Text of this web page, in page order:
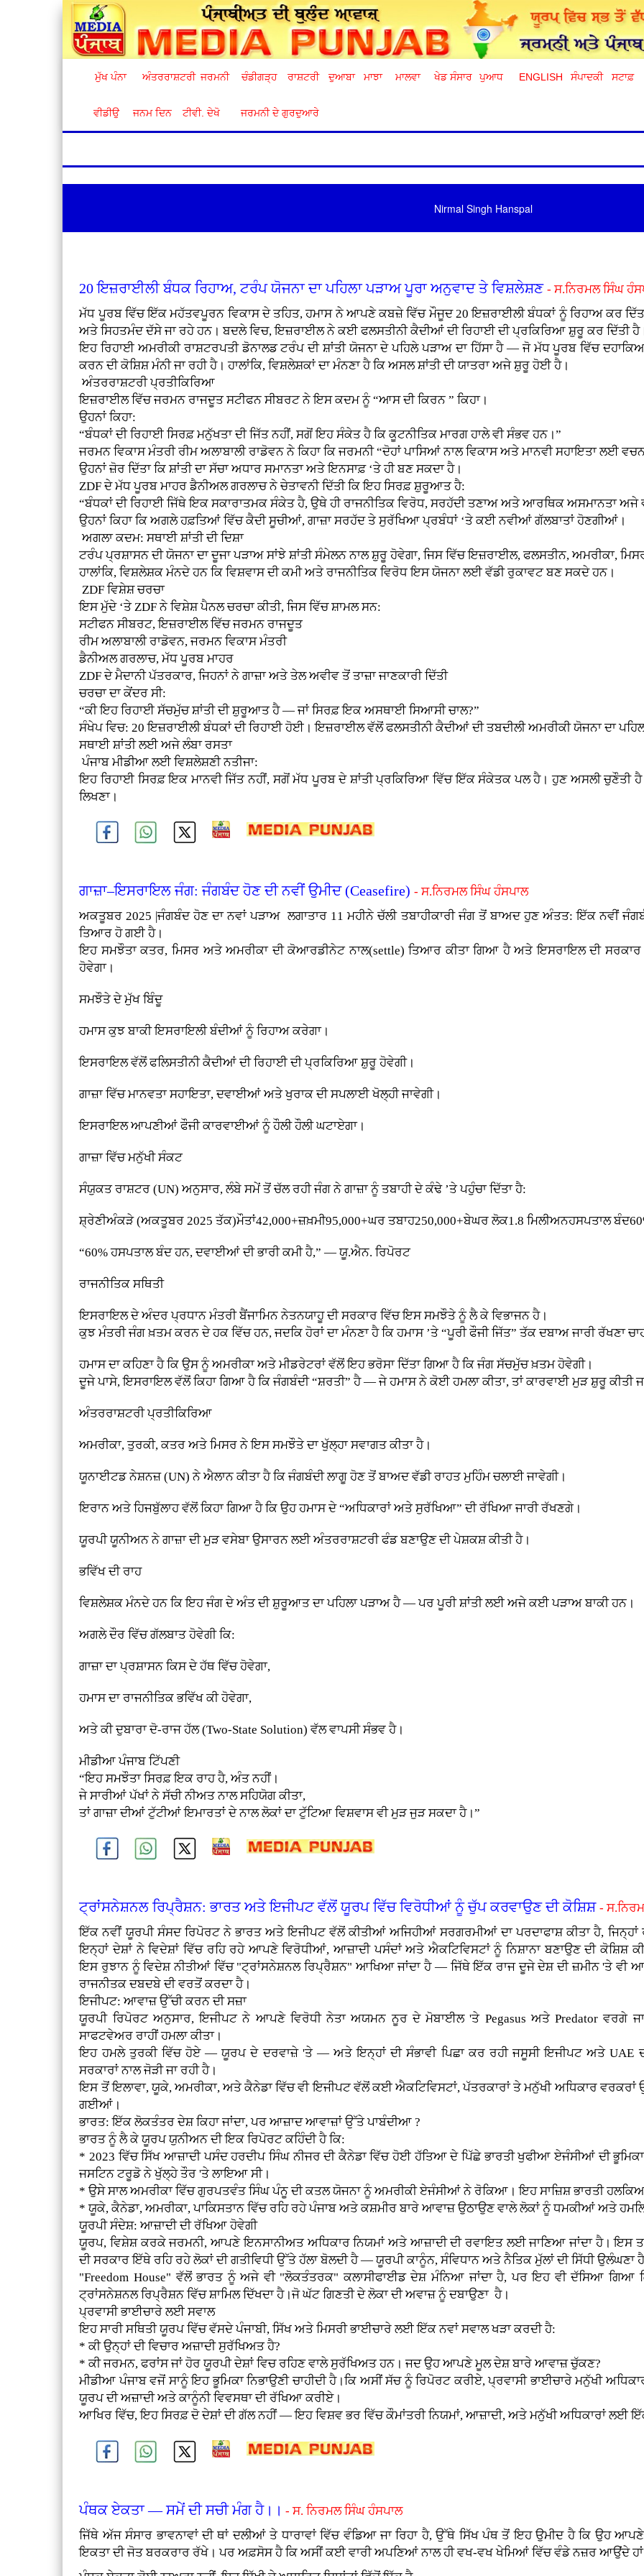
ਮੁੱਖ ਪੰਨਾ ਅੰਤਰਰਾਸ਼ਟਰੀ ਜਰਮਨੀ ਚੰਡੀਗੜ੍ਹ ਰਾਸ਼ਟਰੀ ਦੁਆਬਾ ਮਾਝਾ ਮਾਲਵਾ ਖੇਡ ਸੰਸਾਰ ਪੁਆਧ ENGLISH ਸੰਪਾਦਕੀ ਸਟਾਫ਼
ਵੀਡੀਉ ਜਨਮ ਦਿਨ ਟੀਵੀ. ਦੇਖੋ ਜਰਮਨੀ ਦੇ ਗੁਰਦੁਆਰੇ
Nirmal Singh Hanspal
20 ਇਜ਼ਰਾਈਲੀ ਬੰਧਕ ਰਿਹਾਅ, ਟਰੰਪ ਯੋਜਨਾ ਦਾ ਪਹਿਲਾ ਪੜਾਅ ਪੂਰਾ ਅਨੁਵਾਦ ਤੇ ਵਿਸ਼ਲੇਸ਼ਣ- ਸ.ਨਿਰਮਲ ਸਿੰਘ
ਮੱਧ ਪੂਰਬ ਵਿੱਚ ਇੱਕ ਮਹੱਤਵਪੂਰਨ ਵਿਕਾਸ ਦੇ ਤਹਿਤ, ਹਮਾਸ ਨੇ ਆਪਣੇ ਕਬਜ਼ੇ ਵਿੱਚ ਮੌਜੂਦ 20 ਇਜ਼ਰਾਈਲੀ ਬੰਧਕਾਂ ਨੂੰ ਰਿਹਾਅ ਕਰ
ਅਤੇ ਸਿਹਤਮੰਦ ਦੱਸੇ ਜਾ ਰਹੇ ਹਨ। ਬਦਲੇ ਵਿਚ, ਇਜ਼ਰਾਈਲ ਨੇ ਕਈ ਫਲਸਤੀਨੀ ਕੈਦੀਆਂ ਦੀ ਰਿਹਾਈ ਦੀ ਪ੍ਰਕਿਰਿਆ ਸ਼ੁਰੂ ਕਰ ਦਿੱਤੀ
ਇਹ ਰਿਹਾਈ ਅਮਰੀਕੀ ਰਾਸ਼ਟਰਪਤੀ ਡੋਨਾਲਡ ਟਰੰਪ ਦੀ ਸ਼ਾਂਤੀ ਯੋਜਨਾ ਦੇ ਪਹਿਲੇ ਪੜਾਅ ਦਾ ਹਿੱਸਾ ਹੈ — ਜੋ ਮੱਧ ਪੂਰਬ ਵਿੱਚ
ਕਰਨ ਦੀ ਕੋਸ਼ਿਸ਼ ਮੰਨੀ ਜਾ ਰਹੀ ਹੈ। ਹਾਲਾਂਕਿ, ਵਿਸ਼ਲੇਸ਼ਕਾਂ ਦਾ ਮੰਨਣਾ ਹੈ ਕਿ ਅਸਲ ਸ਼ਾਂਤੀ ਦੀ ਯਾਤਰਾ ਅਜੇ ਸ਼ੁਰੂ ਹੋਈ ਹੈ।
ਅੰਤਰਰਾਸ਼ਟਰੀ ਪ੍ਰਤੀਕਿਰਿਆ
ਇਜ਼ਰਾਈਲ ਵਿੱਚ ਜਰਮਨ ਰਾਜਦੂਤ ਸਟੀਫਨ ਸੀਬਰਟ ਨੇ ਇਸ ਕਦਮ ਨੂੰ “ਆਸ ਦੀ ਕਿਰਨ ” ਕਿਹਾ।
ਉਹਨਾਂ ਕਿਹਾ:
“ਬੰਧਕਾਂ ਦੀ ਰਿਹਾਈ ਸਿਰਫ਼ ਮਨੁੱਖਤਾ ਦੀ ਜਿੱਤ ਨਹੀਂ, ਸਗੋਂ ਇਹ ਸੰਕੇਤ ਹੈ ਕਿ ਕੂਟਨੀਤਿਕ ਮਾਰਗ ਹਾਲੇ ਵੀ ਸੰਭਵ ਹਨ।”
ਜਰਮਨ ਵਿਕਾਸ ਮੰਤਰੀ ਰੀਮ ਅਲਾਬਾਲੀ ਰਾਡੋਵਨ ਨੇ ਕਿਹਾ ਕਿ ਜਰਮਨੀ “ਦੋਹਾਂ ਪਾਸਿਆਂ ਨਾਲ ਵਿਕਾਸ ਅਤੇ ਮਾਨਵੀ ਸਹਾਇਤਾ ਲਈ
ਉਹਨਾਂ ਜ਼ੋਰ ਦਿੱਤਾ ਕਿ ਸ਼ਾਂਤੀ ਦਾ ਸੱਚਾ ਅਧਾਰ ਸਮਾਨਤਾ ਅਤੇ ਇਨਸਾਫ਼ ‘ਤੇ ਹੀ ਬਣ ਸਕਦਾ ਹੈ।
ZDF ਦੇ ਮੱਧ ਪੂਰਬ ਮਾਹਰ ਡੈਨੀਅਲ ਗਰਲਾਚ ਨੇ ਚੇਤਾਵਨੀ ਦਿੱਤੀ ਕਿ ਇਹ ਸਿਰਫ਼ ਸ਼ੁਰੂਆਤ ਹੈ:
“ਬੰਧਕਾਂ ਦੀ ਰਿਹਾਈ ਜਿੱਥੇ ਇਕ ਸਕਾਰਾਤਮਕ ਸੰਕੇਤ ਹੈ, ਉਥੇ ਹੀ ਰਾਜਨੀਤਿਕ ਵਿਰੋਧ, ਸਰਹੱਦੀ ਤਣਾਅ ਅਤੇ ਆਰਥਿਕ ਅਸਮਾਨਤਾ ਅਜੇ
ਉਹਨਾਂ ਕਿਹਾ ਕਿ ਅਗਲੇ ਹਫ਼ਤਿਆਂ ਵਿੱਚ ਕੈਦੀ ਸੂਚੀਆਂ, ਗਾਜ਼ਾ ਸਰਹੱਦ ਤੇ ਸੁਰੱਖਿਆ ਪ੍ਰਬੰਧਾਂ ‘ਤੇ ਕਈ ਨਵੀਆਂ ਗੱਲਬਾਤਾਂ ਹੋਣਗੀਆਂ।
ਅਗਲਾ ਕਦਮ: ਸਥਾਈ ਸ਼ਾਂਤੀ ਦੀ ਦਿਸ਼ਾ
ਟਰੰਪ ਪ੍ਰਸ਼ਾਸਨ ਦੀ ਯੋਜਨਾ ਦਾ ਦੂਜਾ ਪੜਾਅ ਸਾਂਝੇ ਸ਼ਾਂਤੀ ਸੰਮੇਲਨ ਨਾਲ ਸ਼ੁਰੂ ਹੋਵੇਗਾ, ਜਿਸ ਵਿੱਚ ਇਜ਼ਰਾਈਲ, ਫਲਸਤੀਨ, ਅਮਰੀਕਾ,
ਹਾਲਾਂਕਿ, ਵਿਸ਼ਲੇਸ਼ਕ ਮੰਨਦੇ ਹਨ ਕਿ ਵਿਸ਼ਵਾਸ ਦੀ ਕਮੀ ਅਤੇ ਰਾਜਨੀਤਿਕ ਵਿਰੋਧ ਇਸ ਯੋਜਨਾ ਲਈ ਵੱਡੀ ਰੁਕਾਵਟ ਬਣ ਸਕਦੇ ਹਨ।
ZDF ਵਿਸ਼ੇਸ਼ ਚਰਚਾ
ਇਸ ਮੁੱਦੇ ‘ਤੇ ZDF ਨੇ ਵਿਸ਼ੇਸ਼ ਪੈਨਲ ਚਰਚਾ ਕੀਤੀ, ਜਿਸ ਵਿੱਚ ਸ਼ਾਮਲ ਸਨ:
ਸਟੀਫਨ ਸੀਬਰਟ, ਇਜ਼ਰਾਈਲ ਵਿੱਚ ਜਰਮਨ ਰਾਜਦੂਤ
ਰੀਮ ਅਲਾਬਾਲੀ ਰਾਡੋਵਨ, ਜਰਮਨ ਵਿਕਾਸ ਮੰਤਰੀ
ਡੈਨੀਅਲ ਗਰਲਾਚ, ਮੱਧ ਪੂਰਬ ਮਾਹਰ
ZDF ਦੇ ਮੈਦਾਨੀ ਪੱਤਰਕਾਰ, ਜਿਹਨਾਂ ਨੇ ਗਾਜ਼ਾ ਅਤੇ ਤੇਲ ਅਵੀਵ ਤੋਂ ਤਾਜ਼ਾ ਜਾਣਕਾਰੀ ਦਿੱਤੀ
ਚਰਚਾ ਦਾ ਕੇਂਦਰ ਸੀ:
“ਕੀ ਇਹ ਰਿਹਾਈ ਸੱਚਮੁੱਚ ਸ਼ਾਂਤੀ ਦੀ ਸ਼ੁਰੂਆਤ ਹੈ — ਜਾਂ ਸਿਰਫ਼ ਇਕ ਅਸਥਾਈ ਸਿਆਸੀ ਚਾਲ?”
ਸੰਖੇਪ ਵਿਚ: 20 ਇਜ਼ਰਾਈਲੀ ਬੰਧਕਾਂ ਦੀ ਰਿਹਾਈ ਹੋਈ। ਇਜ਼ਰਾਈਲ ਵੱਲੋਂ ਫਲਸਤੀਨੀ ਕੈਦੀਆਂ ਦੀ ਤਬਦੀਲੀ ਅਮਰੀਕੀ ਯੋਜਨਾ ਦਾ
ਸਥਾਈ ਸ਼ਾਂਤੀ ਲਈ ਅਜੇ ਲੰਬਾ ਰਸਤਾ
ਪੰਜਾਬ ਮੀਡੀਆ ਲਈ ਵਿਸ਼ਲੇਸ਼ਣੀ ਨਤੀਜਾ:
ਇਹ ਰਿਹਾਈ ਸਿਰਫ਼ ਇਕ ਮਾਨਵੀ ਜਿੱਤ ਨਹੀਂ, ਸਗੋਂ ਮੱਧ ਪੂਰਬ ਦੇ ਸ਼ਾਂਤੀ ਪ੍ਰਕਿਰਿਆ ਵਿੱਚ ਇੱਕ ਸੰਕੇਤਕ ਪਲ ਹੈ। ਹੁਣ ਅਸਲੀ ਚੁਣੌਤੀ
ਲਿਖਣਾ।
ਗਾਜ਼ਾ–ਇਸਰਾਇਲ ਜੰਗ: ਜੰਗਬੰਦ ਹੋਣ ਦੀ ਨਵੀਂ ਉਮੀਦ (Ceasefire)- ਸ.ਨਿਰਮਲ ਸਿੰਘ ਹੰਸਪਾਲ
ਅਕਤੂਬਰ 2025 |ਜੰਗਬੰਦ ਹੋਣ ਦਾ ਨਵਾਂ ਪੜਾਅ ਲਗਾਤਾਰ 11 ਮਹੀਨੇ ਚੱਲੀ ਤਬਾਹੀਕਾਰੀ ਜੰਗ ਤੋਂ ਬਾਅਦ ਹੁਣ ਅੰਤਤ: ਇੱਕ ਨਵੀਂ
ਤਿਆਰ ਹੋ ਗਈ ਹੈ।
ਇਹ ਸਮਝੌਤਾ ਕਤਰ, ਮਿਸਰ ਅਤੇ ਅਮਰੀਕਾ ਦੀ ਕੋਆਰਡੀਨੇਟ ਨਾਲ(settle) ਤਿਆਰ ਕੀਤਾ ਗਿਆ ਹੈ ਅਤੇ ਇਸਰਾਇਲ ਦੀ ਸਰਕਾਰ
ਹੋਵੇਗਾ।
ਸਮਝੌਤੇ ਦੇ ਮੁੱਖ ਬਿੰਦੂ
ਹਮਾਸ ਕੁਝ ਬਾਕੀ ਇਸਰਾਇਲੀ ਬੰਦੀਆਂ ਨੂੰ ਰਿਹਾਅ ਕਰੇਗਾ।
ਇਸਰਾਇਲ ਵੱਲੋਂ ਫਲਿਸਤੀਨੀ ਕੈਦੀਆਂ ਦੀ ਰਿਹਾਈ ਦੀ ਪ੍ਰਕਿਰਿਆ ਸ਼ੁਰੂ ਹੋਵੇਗੀ।
ਗਾਜ਼ਾ ਵਿੱਚ ਮਾਨਵਤਾ ਸਹਾਇਤਾ, ਦਵਾਈਆਂ ਅਤੇ ਖੁਰਾਕ ਦੀ ਸਪਲਾਈ ਖੋਲ੍ਹੀ ਜਾਵੇਗੀ।
ਇਸਰਾਇਲ ਆਪਣੀਆਂ ਫੌਜੀ ਕਾਰਵਾਈਆਂ ਨੂੰ ਹੌਲੀ ਹੌਲੀ ਘਟਾਏਗਾ।
ਗਾਜ਼ਾ ਵਿੱਚ ਮਨੁੱਖੀ ਸੰਕਟ
ਸੰਯੁਕਤ ਰਾਸ਼ਟਰ (UN) ਅਨੁਸਾਰ, ਲੰਬੇ ਸਮੇਂ ਤੋਂ ਚੱਲ ਰਹੀ ਜੰਗ ਨੇ ਗਾਜ਼ਾ ਨੂੰ ਤਬਾਹੀ ਦੇ ਕੰਢੇ ’ਤੇ ਪਹੁੰਚਾ ਦਿੱਤਾ ਹੈ:
ਸ਼੍ਰੇਣੀਅੰਕੜੇ (ਅਕਤੂਬਰ 2025 ਤੱਕ)ਮੌਤਾਂ42,000+ਜ਼ਖ਼ਮੀ95,000+ਘਰ ਤਬਾਹ250,000+ਬੇਘਰ ਲੋਕ1.8 ਮਿਲੀਅਨਹਸਪਤਾਲ
“60% ਹਸਪਤਾਲ ਬੰਦ ਹਨ, ਦਵਾਈਆਂ ਦੀ ਭਾਰੀ ਕਮੀ ਹੈ,” — ਯੂ.ਐਨ. ਰਿਪੋਰਟ
ਰਾਜਨੀਤਿਕ ਸਥਿਤੀ
ਇਸਰਾਇਲ ਦੇ ਅੰਦਰ ਪ੍ਰਧਾਨ ਮੰਤਰੀ ਬੈਂਜਾਮਿਨ ਨੇਤਨਯਾਹੂ ਦੀ ਸਰਕਾਰ ਵਿੱਚ ਇਸ ਸਮਝੌਤੇ ਨੂੰ ਲੈ ਕੇ ਵਿਭਾਜਨ ਹੈ।
ਕੁਝ ਮੰਤਰੀ ਜੰਗ ਖ਼ਤਮ ਕਰਨ ਦੇ ਹਕ ਵਿੱਚ ਹਨ, ਜਦਕਿ ਹੋਰਾਂ ਦਾ ਮੰਨਣਾ ਹੈ ਕਿ ਹਮਾਸ ’ਤੇ “ਪੂਰੀ ਫੌਜੀ ਜਿੱਤ” ਤੱਕ ਦਬਾਅ ਜਾਰੀ ਰੱਖਣਾ
ਹਮਾਸ ਦਾ ਕਹਿਣਾ ਹੈ ਕਿ ਉਸ ਨੂੰ ਅਮਰੀਕਾ ਅਤੇ ਮੀਡਰੇਟਰਾਂ ਵੱਲੋਂ ਇਹ ਭਰੋਸਾ ਦਿੱਤਾ ਗਿਆ ਹੈ ਕਿ ਜੰਗ ਸੱਚਮੁੱਚ ਖ਼ਤਮ ਹੋਵੇਗੀ।
ਦੂਜੇ ਪਾਸੇ, ਇਸਰਾਇਲ ਵੱਲੋਂ ਕਿਹਾ ਗਿਆ ਹੈ ਕਿ ਜੰਗਬੰਦੀ “ਸ਼ਰਤੀ” ਹੈ — ਜੇ ਹਮਾਸ ਨੇ ਕੋਈ ਹਮਲਾ ਕੀਤਾ, ਤਾਂ ਕਾਰਵਾਈ ਮੁੜ ਸ਼ੁਰੂ ਕੀਤੀ
ਅੰਤਰਰਾਸ਼ਟਰੀ ਪ੍ਰਤੀਕਿਰਿਆ
ਅਮਰੀਕਾ, ਤੁਰਕੀ, ਕਤਰ ਅਤੇ ਮਿਸਰ ਨੇ ਇਸ ਸਮਝੌਤੇ ਦਾ ਖੁੱਲ੍ਹਾ ਸਵਾਗਤ ਕੀਤਾ ਹੈ।
ਯੂਨਾਈਟਡ ਨੇਸ਼ਨਜ਼ (UN) ਨੇ ਐਲਾਨ ਕੀਤਾ ਹੈ ਕਿ ਜੰਗਬੰਦੀ ਲਾਗੂ ਹੋਣ ਤੋਂ ਬਾਅਦ ਵੱਡੀ ਰਾਹਤ ਮੁਹਿੰਮ ਚਲਾਈ ਜਾਵੇਗੀ।
ਇਰਾਨ ਅਤੇ ਹਿਜਬੁੱਲਾਹ ਵੱਲੋਂ ਕਿਹਾ ਗਿਆ ਹੈ ਕਿ ਉਹ ਹਮਾਸ ਦੇ “ਅਧਿਕਾਰਾਂ ਅਤੇ ਸੁਰੱਖਿਆ” ਦੀ ਰੱਖਿਆ ਜਾਰੀ ਰੱਖਣਗੇ।
ਯੂਰਪੀ ਯੂਨੀਅਨ ਨੇ ਗਾਜ਼ਾ ਦੀ ਮੁੜ ਵਸੇਬਾ ਉਸਾਰਨ ਲਈ ਅੰਤਰਰਾਸ਼ਟਰੀ ਫੰਡ ਬਣਾਉਣ ਦੀ ਪੇਸ਼ਕਸ਼ ਕੀਤੀ ਹੈ।
ਭਵਿੱਖ ਦੀ ਰਾਹ
ਵਿਸ਼ਲੇਸ਼ਕ ਮੰਨਦੇ ਹਨ ਕਿ ਇਹ ਜੰਗ ਦੇ ਅੰਤ ਦੀ ਸ਼ੁਰੂਆਤ ਦਾ ਪਹਿਲਾ ਪੜਾਅ ਹੈ — ਪਰ ਪੂਰੀ ਸ਼ਾਂਤੀ ਲਈ ਅਜੇ ਕਈ ਪੜਾਅ ਬਾਕੀ ਹਨ।
ਅਗਲੇ ਦੌਰ ਵਿੱਚ ਗੱਲਬਾਤ ਹੋਵੇਗੀ ਕਿ:
ਗਾਜ਼ਾ ਦਾ ਪ੍ਰਸ਼ਾਸਨ ਕਿਸ ਦੇ ਹੱਥ ਵਿੱਚ ਹੋਵੇਗਾ,
ਹਮਾਸ ਦਾ ਰਾਜਨੀਤਿਕ ਭਵਿੱਖ ਕੀ ਹੋਵੇਗਾ,
ਅਤੇ ਕੀ ਦੁਬਾਰਾ ਦੋ-ਰਾਜ ਹੱਲ (Two-State Solution) ਵੱਲ ਵਾਪਸੀ ਸੰਭਵ ਹੈ।
ਮੀਡੀਆ ਪੰਜਾਬ ਟਿੱਪਣੀ
“ਇਹ ਸਮਝੌਤਾ ਸਿਰਫ਼ ਇਕ ਰਾਹ ਹੈ, ਅੰਤ ਨਹੀਂ।
ਜੇ ਸਾਰੀਆਂ ਪੱਖਾਂ ਨੇ ਸੱਚੀ ਨੀਅਤ ਨਾਲ ਸਹਿਯੋਗ ਕੀਤਾ,
ਤਾਂ ਗਾਜ਼ਾ ਦੀਆਂ ਟੁੱਟੀਆਂ ਇਮਾਰਤਾਂ ਦੇ ਨਾਲ ਲੋਕਾਂ ਦਾ ਟੁੱਟਿਆ ਵਿਸ਼ਵਾਸ ਵੀ ਮੁੜ ਜੁੜ ਸਕਦਾ ਹੈ।”
ਟ੍ਰਾਂਸਨੇਸ਼ਨਲ ਰਿਪ੍ਰੈਸ਼ਨ: ਭਾਰਤ ਅਤੇ ਇਜੀਪਟ ਵੱਲੋਂ ਯੂਰਪ ਵਿੱਚ ਵਿਰੋਧੀਆਂ ਨੂੰ ਚੁੱਪ ਕਰਵਾਉਣ ਦੀ ਕੋਸ਼ਿਸ਼-
ਇੱਕ ਨਵੀਂ ਯੂਰਪੀ ਸੰਸਦ ਰਿਪੋਰਟ ਨੇ ਭਾਰਤ ਅਤੇ ਇਜੀਪਟ ਵੱਲੋਂ ਕੀਤੀਆਂ ਅਜਿਹੀਆਂ ਸਰਗਰਮੀਆਂ ਦਾ ਪਰਦਾਫਾਸ਼ ਕੀਤਾ ਹੈ, ਜਿਨ੍ਹਾਂ
ਇਨ੍ਹਾਂ ਦੇਸ਼ਾਂ ਨੇ ਵਿਦੇਸ਼ਾਂ ਵਿੱਚ ਰਹਿ ਰਹੇ ਆਪਣੇ ਵਿਰੋਧੀਆਂ, ਆਜ਼ਾਦੀ ਪਸੰਦਾਂ ਅਤੇ ਐਕਟਿਵਿਸਟਾਂ ਨੂੰ ਨਿਸ਼ਾਨਾ ਬਣਾਉਣ ਦੀ ਕੋਸ਼ਿਸ਼
ਇਸ ਰੁਝਾਨ ਨੂੰ ਵਿਦੇਸ਼ ਨੀਤੀਆਂ ਵਿੱਚ "ਟ੍ਰਾਂਸਨੇਸ਼ਨਲ ਰਿਪ੍ਰੈਸ਼ਨ" ਆਖਿਆ ਜਾਂਦਾ ਹੈ — ਜਿੱਥੇ ਇੱਕ ਰਾਜ ਦੂਜੇ ਦੇਸ਼ ਦੀ ਜ਼ਮੀਨ 'ਤੇ ਵੀ
ਰਾਜਨੀਤਕ ਦਬਦਬੇ ਦੀ ਵਰਤੋਂ ਕਰਦਾ ਹੈ।
ਇਜੀਪਟ: ਆਵਾਜ਼ ਉੱਚੀ ਕਰਨ ਦੀ ਸਜ਼ਾ
ਯੂਰਪੀ ਰਿਪੋਰਟ ਅਨੁਸਾਰ, ਇਜੀਪਟ ਨੇ ਆਪਣੇ ਵਿਰੋਧੀ ਨੇਤਾ ਅਯਮਨ ਨੂਰ ਦੇ ਮੋਬਾਈਲ 'ਤੇ Pegasus ਅਤੇ Predator ਵਰਗੇ
ਸਾਫਟਵੇਅਰ ਰਾਹੀਂ ਹਮਲਾ ਕੀਤਾ।
ਇਹ ਹਮਲੇ ਤੁਰਕੀ ਵਿੱਚ ਹੋਏ — ਯੂਰਪ ਦੇ ਦਰਵਾਜ਼ੇ 'ਤੇ — ਅਤੇ ਇਨ੍ਹਾਂ ਦੀ ਸੰਭਾਵੀ ਪਿਛਾ ਕਰ ਰਹੀ ਜਸੂਸੀ ਇਜੀਪਟ ਅਤੇ UAE
ਸਰਕਾਰਾਂ ਨਾਲ ਜੋੜੀ ਜਾ ਰਹੀ ਹੈ।
ਇਸ ਤੋਂ ਇਲਾਵਾ, ਯੂਕੇ, ਅਮਰੀਕਾ, ਅਤੇ ਕੈਨੇਡਾ ਵਿੱਚ ਵੀ ਇਜੀਪਟ ਵੱਲੋਂ ਕਈ ਐਕਟਿਵਿਸਟਾਂ, ਪੱਤਰਕਾਰਾਂ ਤੇ ਮਨੁੱਖੀ ਅਧਿਕਾਰ
ਗਈਆਂ।
ਭਾਰਤ: ਇੱਕ ਲੋਕਤੰਤਰ ਦੇਸ਼ ਕਿਹਾ ਜਾਂਦਾ, ਪਰ ਆਜ਼ਾਦ ਆਵਾਜ਼ਾਂ ਉੱਤੇ ਪਾਬੰਦੀਆ ?
ਭਾਰਤ ਨੂੰ ਲੈ ਕੇ ਯੂਰਪ ਯੁਨੀਅਨ ਦੀ ਇਕ ਰਿਪੋਰਟ ਕਹਿੰਦੀ ਹੈ ਕਿ:
* 2023 ਵਿੱਚ ਸਿੱਖ ਆਜ਼ਾਦੀ ਪਸੰਦ ਹਰਦੀਪ ਸਿੰਘ ਨੀਜਰ ਦੀ ਕੈਨੇਡਾ ਵਿੱਚ ਹੋਈ ਹੱਤਿਆ ਦੇ ਪਿੱਛੇ ਭਾਰਤੀ ਖੁਫੀਆ ਏਜੰਸੀਆਂ ਦੀ
ਜਸਟਿਨ ਟਰੂਡੋ ਨੇ ਖੁੱਲ੍ਹੇ ਤੌਰ 'ਤੇ ਲਾਇਆ ਸੀ।
* ਉਸੇ ਸਾਲ ਅਮਰੀਕਾ ਵਿੱਚ ਗੁਰਪਤਵੰਤ ਸਿੰਘ ਪੰਨੂ ਦੀ ਕਤਲ ਯੋਜਨਾ ਨੂੰ ਅਮਰੀਕੀ ਏਜੰਸੀਆਂ ਨੇ ਰੋਕਿਆ। ਇਹ ਸਾਜ਼ਿਸ਼ ਭਾਰਤੀ
* ਯੂਕੇ, ਕੈਨੇਡਾ, ਅਮਰੀਕਾ, ਪਾਕਿਸਤਾਨ ਵਿੱਚ ਰਹਿ ਰਹੇ ਪੰਜਾਬ ਅਤੇ ਕਸ਼ਮੀਰ ਬਾਰੇ ਆਵਾਜ਼ ਉਠਾਉਣ ਵਾਲੇ ਲੋਕਾਂ ਨੂੰ ਧਮਕੀਆਂ ਅਤੇ
ਯੂਰਪੀ ਸੰਦੇਸ਼: ਆਜ਼ਾਦੀ ਦੀ ਰੱਖਿਆ ਹੋਵੇਗੀ
ਯੂਰਪ, ਵਿਸ਼ੇਸ਼ ਕਰਕੇ ਜਰਮਨੀ, ਆਪਣੇ ਇਨਸਾਨੀਅਤ ਅਧਿਕਾਰ ਨਿਯਮਾਂ ਅਤੇ ਆਜ਼ਾਦੀ ਦੀ ਰਵਾਇਤ ਲਈ ਜਾਣਿਆ ਜਾਂਦਾ ਹੈ। ਇਸ
ਦੀ ਸਰਕਾਰ ਇੱਥੇ ਰਹਿ ਰਹੇ ਲੋਕਾਂ ਦੀ ਗਤੀਵਿਧੀ ਉੱਤੇ ਹੱਲਾ ਬੋਲਦੀ ਹੈ — ਯੂਰਪੀ ਕਾਨੂੰਨ, ਸੰਵਿਧਾਨ ਅਤੇ ਨੈਤਿਕ ਮੁੱਲਾਂ ਦੀ ਸਿੱਧੀ ਉਲੰਘਣਾ
"Freedom House" ਵੱਲੋਂ ਭਾਰਤ ਨੂੰ ਅਜੇ ਵੀ "ਲੋਕਤੰਤਰਕ" ਕਲਾਸੀਫਾਈਡ ਦੇਸ਼ ਮੰਨਿਆ ਜਾਂਦਾ ਹੈ, ਪਰ ਇਹ ਵੀ ਦੱਸਿਆ ਗਿਆ
ਟ੍ਰਾਂਸਨੇਸ਼ਨਲ ਰਿਪ੍ਰੈਸ਼ਨ ਵਿੱਚ ਸ਼ਾਮਿਲ ਦਿੱਖਦਾ ਹੈ।ਜੋ ਘੱਟ ਗਿਣਤੀ ਦੇ ਲੋਕਾ ਦੀ ਅਵਾਜ਼ ਨੂੰ ਦਬਾਉਣਾ ਹੈ।
ਪ੍ਰਵਾਸੀ ਭਾਈਚਾਰੇ ਲਈ ਸਵਾਲ
ਇਹ ਸਾਰੀ ਸਥਿਤੀ ਯੂਰਪ ਵਿੱਚ ਵੱਸਦੇ ਪੰਜਾਬੀ, ਸਿੱਖ ਅਤੇ ਮਿਸਰੀ ਭਾਈਚਾਰੇ ਲਈ ਇੱਕ ਨਵਾਂ ਸਵਾਲ ਖੜਾ ਕਰਦੀ ਹੈ:
* ਕੀ ਉਨ੍ਹਾਂ ਦੀ ਵਿਚਾਰ ਅਜ਼ਾਦੀ ਸੁਰੱਖਿਅਤ ਹੈ?
* ਕੀ ਜਰਮਨ, ਫਰਾਂਸ ਜਾਂ ਹੋਰ ਯੂਰਪੀ ਦੇਸ਼ਾਂ ਵਿਚ ਰਹਿਣ ਵਾਲੇ ਸੁਰੱਖਿਅਤ ਹਨ। ਜਦ ਉਹ ਆਪਣੇ ਮੂਲ ਦੇਸ਼ ਬਾਰੇ ਆਵਾਜ਼ ਚੁੱਕਣ?
ਮੀਡੀਆ ਪੰਜਾਬ ਵਜੋਂ ਸਾਨੂੰ ਇਹ ਭੂਮਿਕਾ ਨਿਭਾਉਣੀ ਚਾਹੀਦੀ ਹੈ।ਕਿ ਅਸੀਂ ਸੱਚ ਨੂੰ ਰਿਪੋਰਟ ਕਰੀਏ, ਪ੍ਰਵਾਸੀ ਭਾਈਚਾਰੇ ਮਨੁੱਖੀ
ਯੂਰਪ ਦੀ ਅਜ਼ਾਦੀ ਅਤੇ ਕਾਨੂੰਨੀ ਵਿਵਸਥਾ ਦੀ ਰੱਖਿਆ ਕਰੀਏ।
ਆਖਿਰ ਵਿੱਚ, ਇਹ ਸਿਰਫ਼ ਦੋ ਦੇਸ਼ਾਂ ਦੀ ਗੱਲ ਨਹੀਂ — ਇਹ ਵਿਸ਼ਵ ਭਰ ਵਿੱਚ ਕੌਮਾਂਤਰੀ ਨਿਯਮਾਂ, ਆਜ਼ਾਦੀ, ਅਤੇ ਮਨੁੱਖੀ ਅਧਿਕਾਰਾਂ ਲਈ
ਪੰਥਕ ਏਕਤਾ— ਸਮੇਂ ਦੀ ਸਚੀ ਮੰਗ ਹੈ।। -ਸ. ਨਿਰਮਲ ਸਿੰਘ ਹੰਸਪਾਲ
ਜਿੱਥੇ ਅੱਜ ਸੰਸਾਰ ਭਾਵਨਾਵਾਂ ਦੀ ਥਾਂ ਦਲੀਆਂ ਤੇ ਧਾਰਾਵਾਂ ਵਿੱਚ ਵੰਡਿਆ ਜਾ ਰਿਹਾ ਹੈ, ਉੱਥੇ ਸਿੱਖ ਪੰਥ ਤੋਂ ਇਹ ਉਮੀਦ ਹੈ ਕਿ ਉਹ
ਇਕਤਾ ਦੀ ਜੋਤ ਬਰਕਰਾਰ ਰੱਖੇ। ਪਰ ਅਫ਼ਸੋਸ ਹੈ ਕਿ ਅਸੀਂ ਕਈ ਵਾਰੀ ਅਪਣਿਆਂ ਨਾਲ ਹੀ ਵਖ-ਵਖ ਖੇਮਿਆਂ ਵਿੱਚ ਵੰਡੇ ਨਜ਼ਰ ਆਉਂਦੇ